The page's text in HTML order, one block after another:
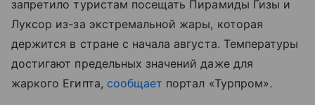
запретило туристам посещать Пирамиды Гизы и
Луксор из-за экстремальной жары, которая
держится в стране с начала августа. Температуры
достигают предельных значений даже для
жаркого Египта, сообщает портал «Турпром».